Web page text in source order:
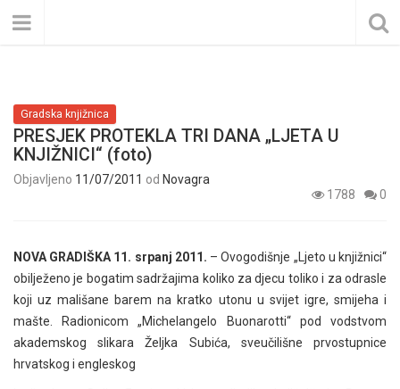
Gradska knjižnica
PRESJEK PROTEKLA TRI DANA „LJETA U
KNJIŽNICI“ (foto)
Objavljeno 11/07/2011 od Novagra
1788
0
NOVA GRADIŠKA 11. srpanj 2011. – Ovogodišnje „Ljeto u knjižnici“
obilježeno je bogatim sadržajima koliko za djecu toliko i za odrasle
koji uz mališane barem na kratko utonu u svijet igre, smijeha i
mašte. Radionicom „Michelangelo Buonarotti“ pod vodstvom
akademskog slikara Željka Subića, sveučilišne prvostupnice
hrvatskog i engleskog